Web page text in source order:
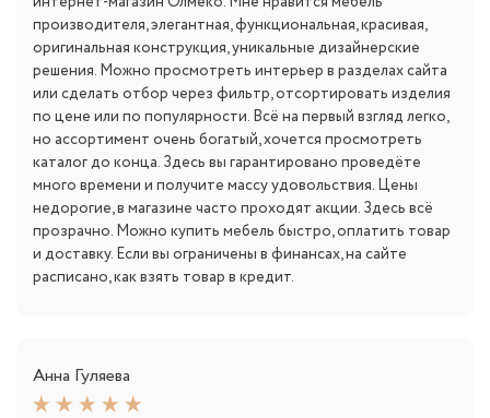
производителя, элегантная, функциональная, красивая,
оригинальная конструкция, уникальные дизайнерские
решения. Можно просмотреть интерьер в разделах сайта
или сделать отбор через фильтр, отсортировать изделия
по цене или по популярности. Всё на первый взгляд легко,
но ассортимент очень богатый, хочется просмотреть
каталог до конца. Здесь вы гарантировано проведёте
много времени и получите массу удовольствия. Цены
недорогие, в магазине часто проходят акции. Здесь всё
прозрачно. Можно купить мебель быстро, оплатить товар
и доставку. Если вы ограничены в финансах, на сайте
расписано, как взять товар в кредит.
Анна Гуляева